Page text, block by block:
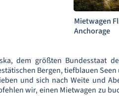
Mietwagen
Anchorage
dem größten Bundesstaat
Bergen, tiefblauen
und sich nach Weite und
wir, einen Mietwagen zu